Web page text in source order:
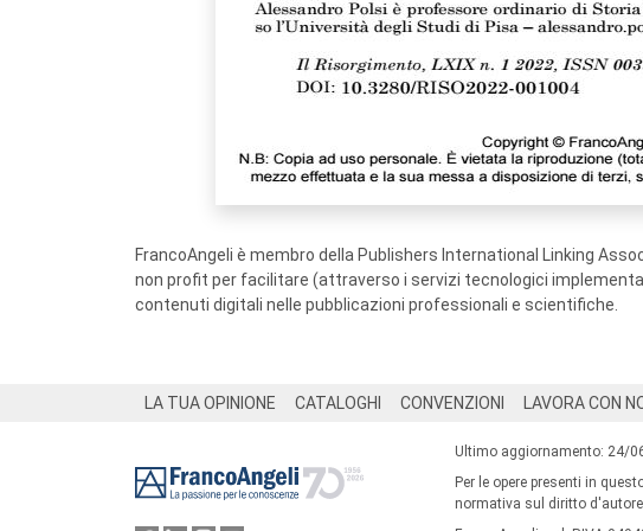
FrancoAngeli è membro della Publishers International Linking
non profit per facilitare (attraverso i servizi tecnologici
contenuti digitali nelle pubblicazioni professionali e scientifiche.
LA TUA OPINIONE CATALOGHI CONVENZIONI LAVORA CON
Ultimo aggiornamento: 24/
Per le opere presenti in
normativa sul diritto